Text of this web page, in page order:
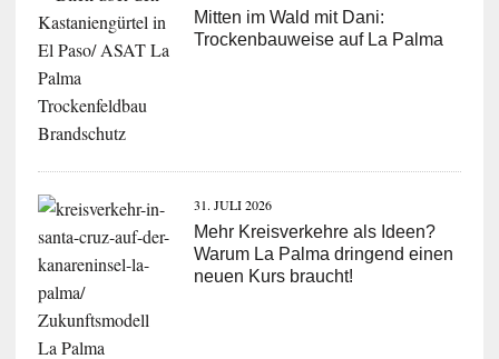
Mitten im Wald mit Dani:
Trockenbauweise auf La Palma
31. JULI 2026
Mehr Kreisverkehre als Ideen?
Warum La Palma dringend einen
neuen Kurs braucht!